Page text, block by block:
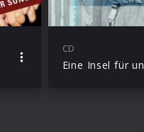
CD
Eine Insel für